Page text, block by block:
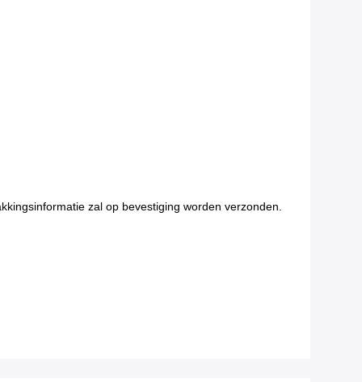
zal op bevestiging worden verzonden.